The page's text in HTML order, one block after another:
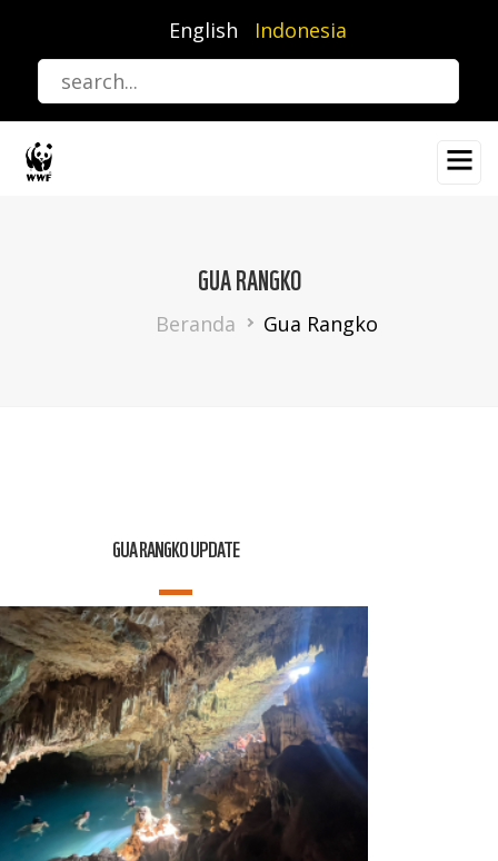
utama
English Indonesia
GUA RANGKO
Breadcrumb
Beranda Gua Rangko
GUA RANGKO UPDATE